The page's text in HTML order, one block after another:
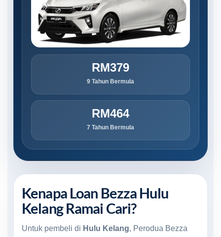
RM379
9 Tahun Bermula
RM464
7 Tahun Bermula
Kenapa Loan Bezza Hulu
Kelang Ramai Cari?
Untuk pembeli di Hulu Kelang, Perodua Bezza